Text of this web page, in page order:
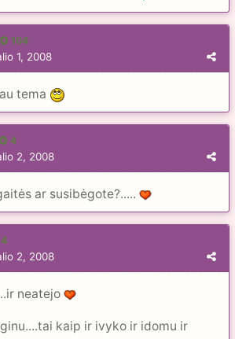
104
1, 2008
tema
4
2, 2008
ar susibėgote?.....
4
2, 2008
neatejo
kaip ir ivyko ir idomu ir